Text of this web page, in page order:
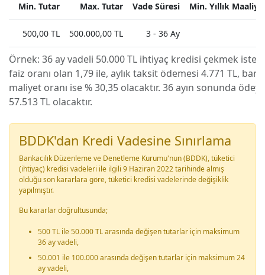
Örnek: 36 ay vadeli 50.000 TL ihtiyaç kredisi çekmek
faiz oranı olan 1,79 ile, aylık taksit ödemesi 4.771 TL,
maliyet oranı ise % 30,35 olacaktır. 36 ayın sonunda
57.513 TL olacaktır.
Min. Tutar Max. Tutar Vade Süresi Min. Yıllık
500,00 TL 500.000,00 TL 3 - 36 Ay
BDDK'dan Kredi Vadesine Sınırlama
Bankacılık Düzenleme ve Denetleme Kurumu'nun (BDDK), tüketici
(ihtiyaç) kredisi vadeleri ile ilgili 9 Haziran 2022 tarihinde almış
olduğu son kararlara göre, tüketici kredisi vadelerinde değişiklik
yapılmıştır.
Bu kararlar doğrultusunda;
500 TL ile 50.000 TL arasında değişen tutarlar için maksimum
36 ay vadeli,
50.001 ile 100.000 arasında değişen tutarlar için maksimum 24
ay vadeli,